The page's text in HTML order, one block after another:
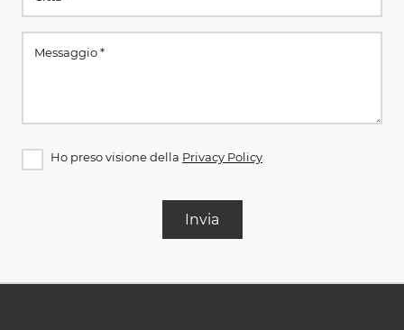
Ho preso visione della Privacy Policy
Invia